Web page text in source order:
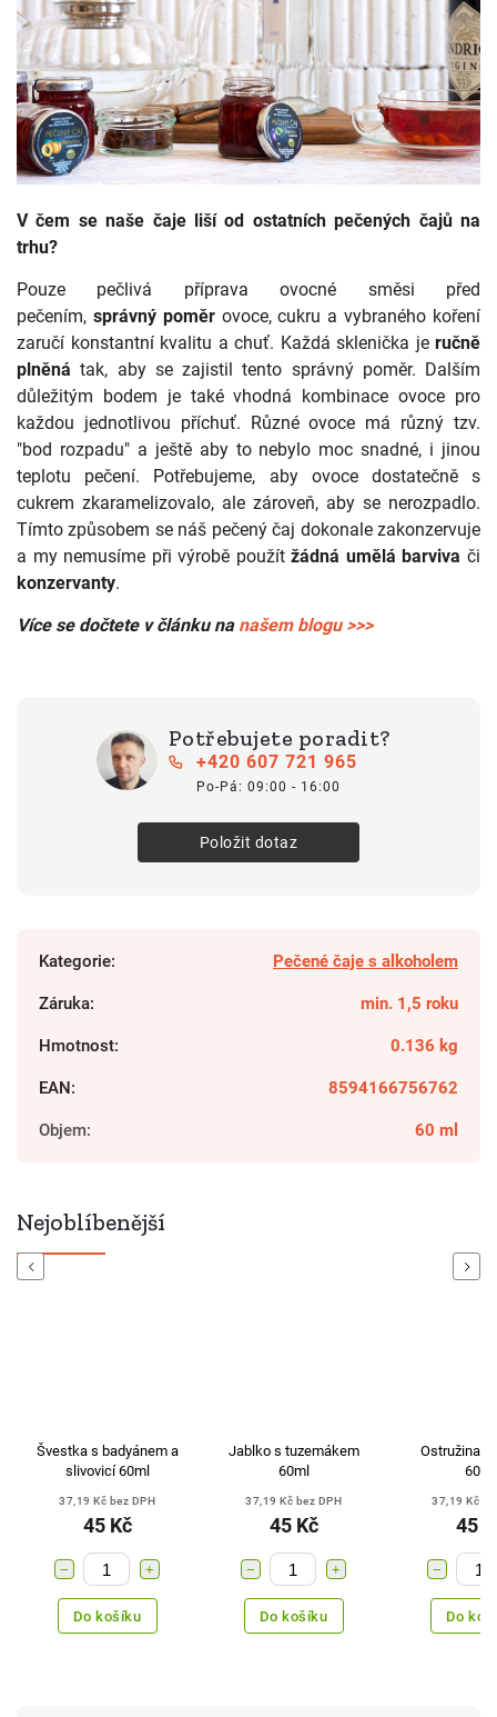
V čem se naše čaje liší od ostatních pečených čajů na
trhu?
Pouze pečlivá příprava ovocné směsi před
pečením, správný poměrovoce, cukru a vybraného koření
zaručí konstantní kvalitu a chuť. Každá sklenička je ručně
plněná tak, aby se zajistil tento správný poměr. Dalším
důležitým bodem je také vhodná kombinace ovoce pro
každou jednotlivou příchuť. Různé ovoce má různý tzv.
"bod rozpadu" a ještě aby to nebylo moc snadné, i jinou
teplotu pečení. Potřebujeme, aby ovoce dostatečně s
cukrem zkaramelizovalo, ale zároveň, aby se nerozpadlo.
Tímto způsobem se náš pečený čaj dokonale zakonzervuje
a my nemusíme při výrobě použítžádná umělá barviva či
konzervanty.
Více se dočtete v článku na našem blogu >>>
Potřebujete poradit?
+420 607 721 965
Po-Pá: 09:00 - 16:00
Položit dotaz
Kategorie: Pečené čaje s alkoholem
Záruka: min. 1,5 roku
Hmotnost: 0.136 kg
EAN : 8594166756762
Objem: 60 ml
Nejoblíbenější
Previous
Švestka s badyánem a
slivovicí 60ml
37,19 Kč bez DPH
45 Kč
+
−
Do košíku
Jablko s tuzemákem
60ml
37,19 Kč bez DPH
45 Kč
+
−
Do košíku
Ostružina s
60ml
37,19 Kč
45
−
Do
Next